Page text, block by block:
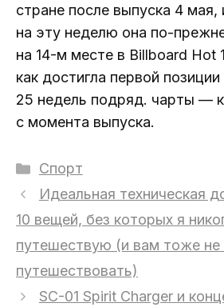
стране после выпуска 4
на эту неделю она по-
на 14-м месте в Billboard Hot
как достигла первой
25 недель подряд. чарты —
с момента выпуска.
Рубрики
Спорт
Идеальная техническая
10 вещей, без которых я
путешествую (и вам тоже не
путешествовать)
SC-01 Spirit Charger и